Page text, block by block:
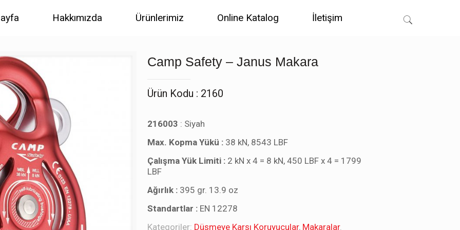
Hakkımızda Ürünlerimiz Online Katalog İletişim
Camp Safety – Janus Makara
Ürün Kodu : 2160
216003 : Siyah
Max. Kopma Yükü : 38 kN, 8543 LBF
Çalışma Yük Limiti : 2 kN x 4 = 8 kN, 450 LBF x 4 = 1799
LBF
Ağırlık : 395 gr. 13.9 oz
Standartlar : EN 12278
Kategoriler: Düşmeye Karşı Koruyucular, Makaralar.